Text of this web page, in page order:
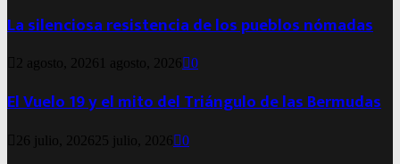
La silenciosa resistencia de los pueblos nómadas
2 agosto, 2026 1 agosto, 2026 0
El Vuelo 19 y el mito del Triángulo de las Bermudas
26 julio, 2026 25 julio, 2026 0